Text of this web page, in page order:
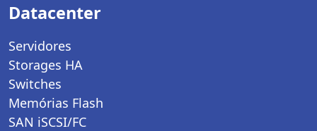
Datacenter
Servidores
Storages HA
Switches
Memórias Flash
SAN iSCSI/FC